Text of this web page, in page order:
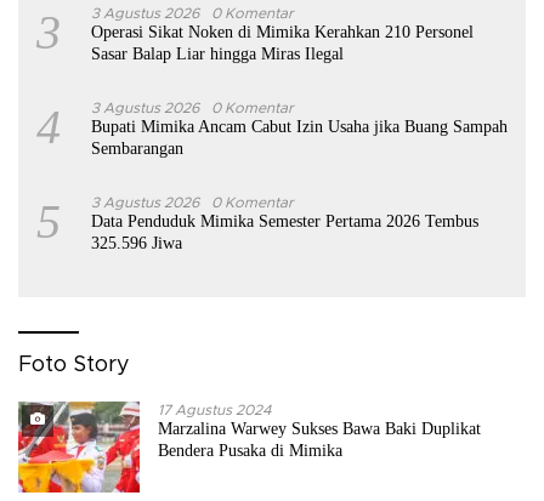
3 3 Agustus 2026 0 Komentar
Operasi Sikat Noken di Mimika Kerahkan 210 Personel
Sasar Balap Liar hingga Miras Ilegal
4 3 Agustus 2026 0 Komentar
Bupati Mimika Ancam Cabut Izin Usaha jika Buang Sampah
Sembarangan
5 3 Agustus 2026 0 Komentar
Data Penduduk Mimika Semester Pertama 2026 Tembus
325.596 Jiwa
Foto Story
17 Agustus 2024
Marzalina Warwey Sukses Bawa Baki Duplikat
Bendera Pusaka di Mimika